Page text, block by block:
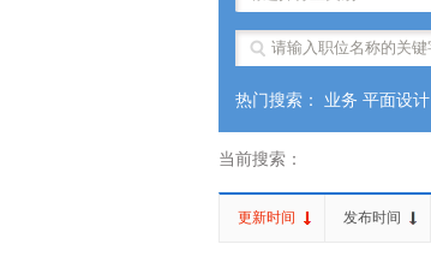
热门搜索： 业务 平面设计
当前搜索：
更新时间 发布时间